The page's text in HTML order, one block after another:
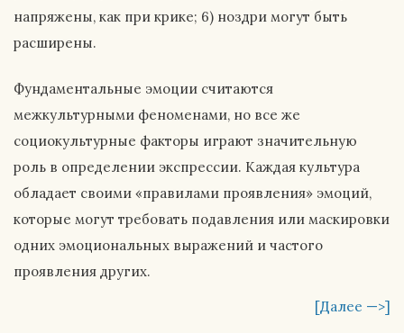
напряжены, как при крике; 6) ноздри могут быть
расширены.
Фундаментальные эмоции считаются
межкультурными феноменами, но все же
социокультурные факторы играют значительную
роль в определении экспрессии. Каждая культура
обладает своими «правилами проявления» эмоций,
которые могут требовать подавления или маскировки
одних эмоциональных выражений и частого
проявления других.
[Далее —>]